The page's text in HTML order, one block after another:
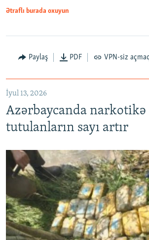
Ətraflı burada oxuyun
Paylaş PDF VPN-siz
İyul 13, 2026
Azərbaycanda narkotikə
tutulanların sayı artır